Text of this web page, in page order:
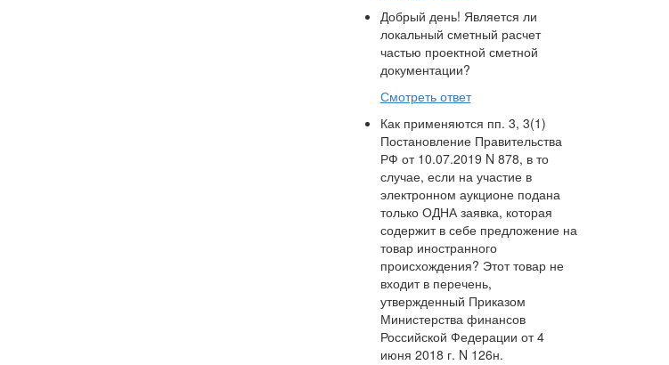
Добрый день! Является ли
локальный сметный расчет
частью проектной сметной
документации?
Смотреть ответ
Как применяются пп. 3, 3(1)
Постановление Правительства
РФ от 10.07.2019 N 878, в то
случае, если на участие в
электронном аукционе подана
только ОДНА заявка, которая
содержит в себе предложение на
товар иностранного
происхождения? Этот товар не
входит в перечень,
утвержденный Приказом
Министерства финансов
Российской Федерации от 4
июня 2018 г. N 126н.